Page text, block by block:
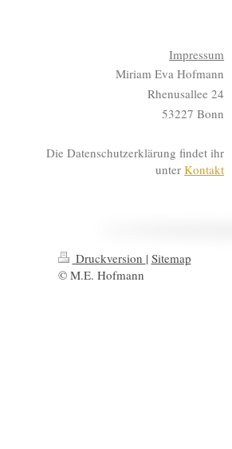
Impressum
Miriam Eva Hofmann
Rhenusallee 24
53227 Bonn
Die Datenschutzerklärung findet ihr
unterKontakt
Druckversion | Sitemap
© M.E. Hofmann